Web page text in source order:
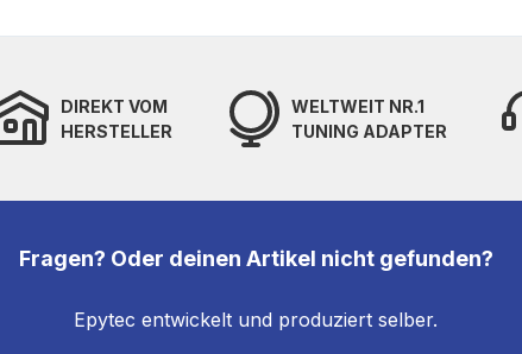
DIREKT VOM
HERSTELLER
WELTWEIT NR.1
TUNING ADAPTER
Fragen? Oder deinen Artikel nicht gefunden?
Epytec entwickelt und produziert selber.